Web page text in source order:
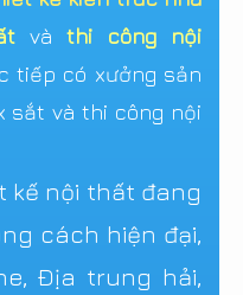
vàthi công nội
tiếp có xưởng sản
sắt và thi công nội
kế nội thất đang
cách hiện đại,
Địa trung hải,